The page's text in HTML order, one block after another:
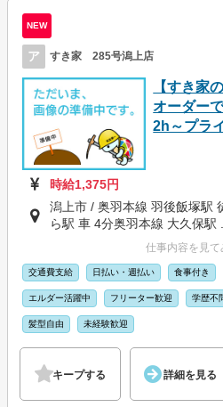
NEW
ア すき家 285号潟上店
【すき家
オーダー
2h～プラ
時給1,375円
潟上市 / 奥羽本線 羽後飯塚駅
ら駅 車 4分奥羽本線 大久保駅
仕事内容を見
交通費支給 日払い・週払い 食事付き
エルダー活躍中 フリーター歓迎 学歴不
髪型自由 未経験歓迎
キープする 詳細を見る